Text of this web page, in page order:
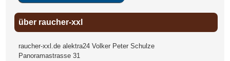
über raucher-xxl
raucher-xxl.de alektra24 Volker Peter Schulze
Panoramastrasse 31